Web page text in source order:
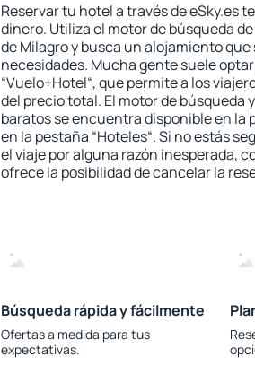
Reservar tu hotel a través de eSky.es
dinero. Utiliza el motor de búsqueda
de Milagro y busca un alojamiento
necesidades. Mucha gente suele
“Vuelo+Hotel“, que permite a los
del precio total. El motor de búsqueda
baratos se encuentra disponible en la
en la pestaña “Hoteles“. Si no estás
el viaje por alguna razón inesperada,
ofrece la posibilidad de cancelar la
Búsqueda rápida y fácilmente
Ofertas a medida para tus
expectativas.